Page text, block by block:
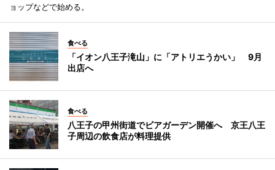
ョップなどで始める。
食べる
「イオン八王子滝山」に「アトリエうかい」 9月
出店へ
食べる
八王子の甲州街道でビアガーデン開催へ 京王八王
子周辺の飲食店が料理提供